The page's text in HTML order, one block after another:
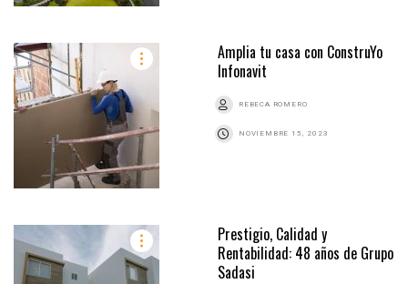
Amplia tu casa con ConstruYo
Infonavit
REBECA ROMERO
NOVIEMBRE 15, 2023
Prestigio, Calidad y
Rentabilidad: 48 años de Grupo
Sadasi